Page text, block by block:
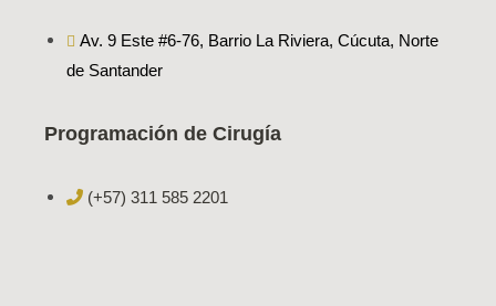
Av. 9 Este #6-76, Barrio La Riviera, Cúcuta, Norte
de Santander
Programación de Cirugía
(+57) 311 585 2201